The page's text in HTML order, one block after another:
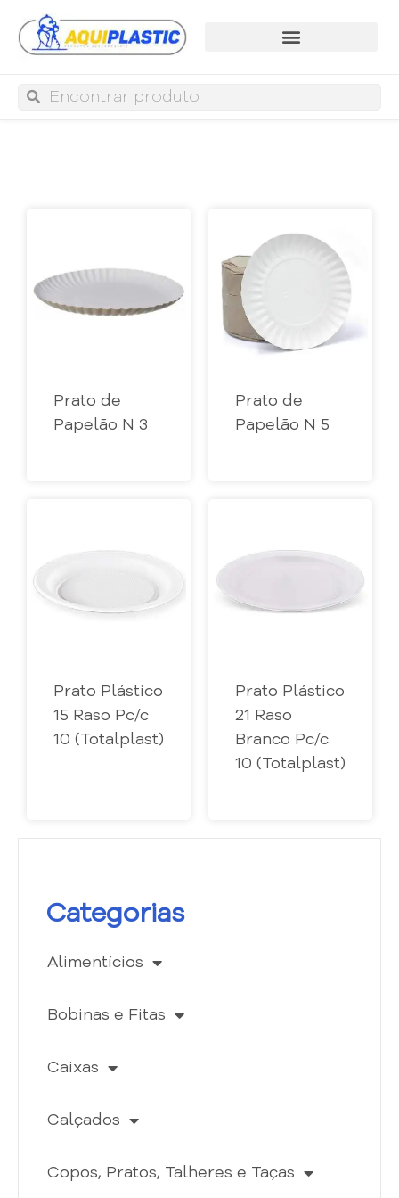
Categorias
Alimentícios
Bobinas e Fitas
Caixas
Calçados
Copos, Pratos, Talheres e Taças
Prato de
Papelão N 3
Prato de
Papelão N 5
Prato Plástico
15 Raso Pc/c
10 (Totalplast)
Prato Plástico
21 Raso
Branco Pc/c
10 (Totalplast)